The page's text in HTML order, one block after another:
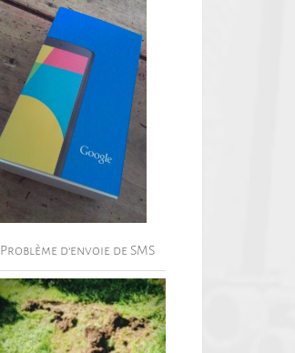
Problème d’envoie de SMS